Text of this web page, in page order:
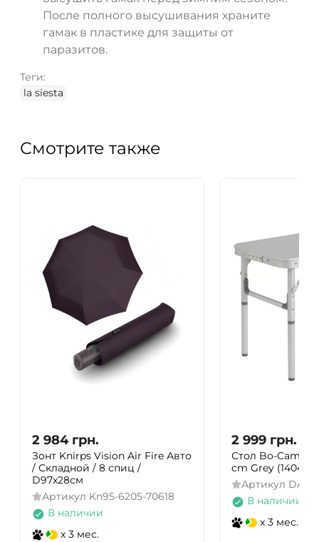
После полного высушивания храните
гамак в пластике для защиты от
паразитов.
Теги:
la siesta
Смотрите также
2 984 грн.
Зонт Knirps Vision Air Fire Авто
/ Складной / 8 спиц /
D97x28см
Артикул Kn95-6205-70618
В наличии
x 3 мес.
2 999 грн.
Стол Bo-Camp
cm Grey
Артикул
В наличии
x 3 мес.